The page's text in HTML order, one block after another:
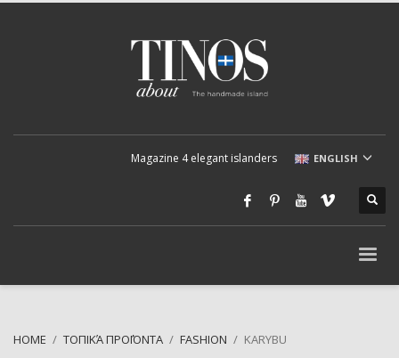
Magazine 4 elegant islanders ENGLISH
HOME ΤΟΠΙΚΆ ΠΡΟΪΌΝΤΑ FASHION KARYBU